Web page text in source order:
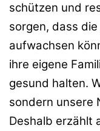
schützen und
sorgen, dass
aufwachsen
ihre eigene
gesund halten.
sondern unsere
Deshalb erzählt